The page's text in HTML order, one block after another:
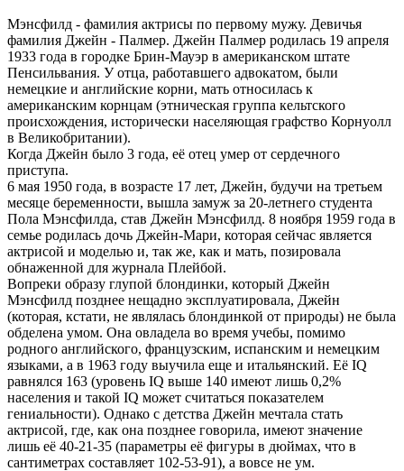
Мэнсфилд - фамилия актрисы по первому мужу. Девичья
фамилия Джейн - Палмер. Джейн Палмер родилась 19 апреля
1933 года в городке Брин-Мауэр в американском штате
Пенсильвания. У отца, работавшего адвокатом, были
немецкие и английские корни, мать относилась к
американским корнцам (этническая группа кельтского
происхождения, исторически населяющая графство Корнуолл
в Великобритании).
Когда Джейн было 3 года, её отец умер от сердечного
приступа.
6 мая 1950 года, в возрасте 17 лет, Джейн, будучи на третьем
месяце беременности, вышла замуж за 20-летнего студента
Пола Мэнсфилда, став Джейн Мэнсфилд. 8 ноября 1959 года в
семье родилась дочь Джейн-Мари, которая сейчас является
актрисой и моделью и, так же, как и мать, позировала
обнаженной для журнала Плейбой.
Вопреки образу глупой блондинки, который Джейн
Мэнсфилд позднее нещадно эксплуатировала, Джейн
(которая, кстати, не являлась блондинкой от природы) не была
обделена умом. Она овладела во время учебы, помимо
родного английского, французским, испанским и немецким
языками, а в 1963 году выучила еще и итальянский. Её IQ
равнялся 163 (уровень IQ выше 140 имеют лишь 0,2%
населения и такой IQ может считаться показателем
гениальности). Однако с детства Джейн мечтала стать
актрисой, где, как она позднее говорила, имеют значение
лишь её 40-21-35 (параметры её фигуры в дюймах, что в
сантиметрах составляет 102-53-91), а вовсе не ум.